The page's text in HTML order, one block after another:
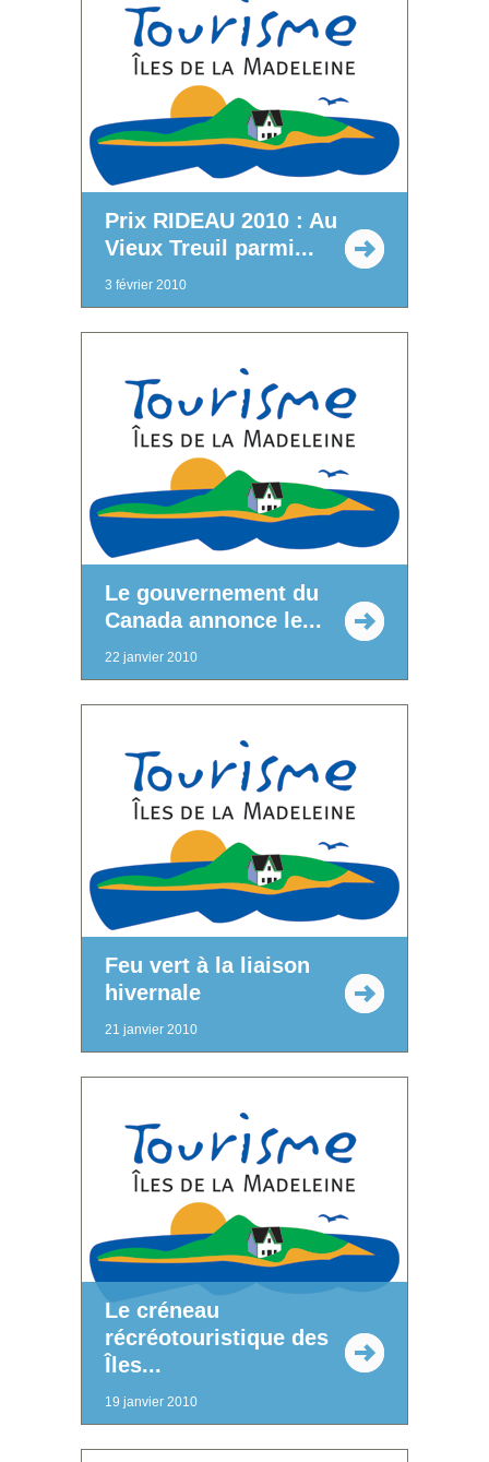
Prix RIDEAU 2010 : Au
Vieux Treuil parmi...
3 février 2010
Le gouvernement du
Canada annonce le...
22 janvier 2010
Feu vert à la liaison
hivernale
21 janvier 2010
Le créneau
récréotouristique des
Îles...
19 janvier 2010